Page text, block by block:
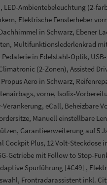
Ambientebeleuchtung (2-
Elektrische Fensterheber
in Schwarz, Ebener
Multifunktionslederlenkrad
in Edelstahl-Optik,
(2-Zonen), Assisted
Aero in Schwarz,
vorne, Isofix-
eCall, Beheizbare
Manuell einstellbare
Garantieerweiterung auf 5
Plus, 12 Volt-Steckdose
Getriebe mit Follow to Stop-
Spurführung [#C49] ,
Frontradarassistent inkl.